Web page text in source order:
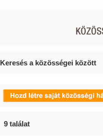
Keresés a közösségei között
9 találat